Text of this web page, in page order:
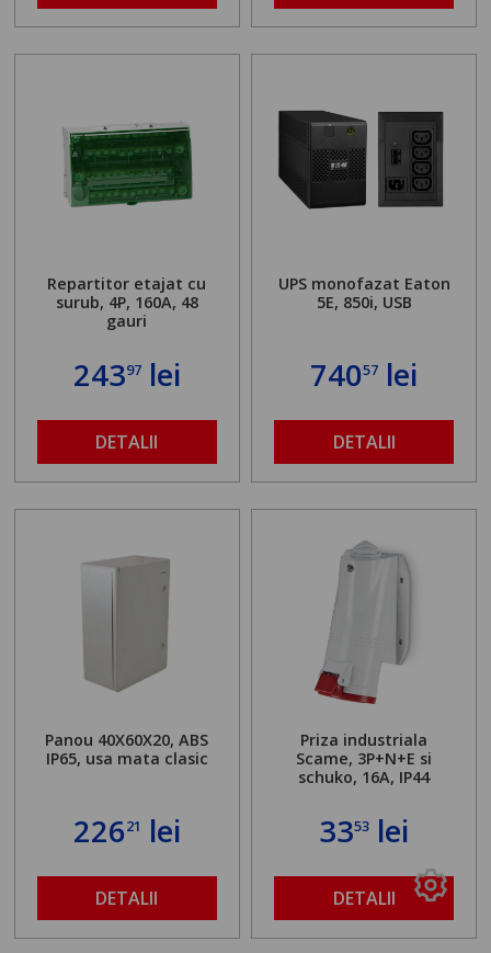
Repartitor etajat cu
surub, 4P, 160A, 48
gauri
24397lei
DETALII
UPS monofazat Eaton
5E, 850i, USB
74057 lei
DETALII
Panou 40X60X20, ABS
IP65, usa mata clasic
22621 lei
DETALII
Priza industriala
Scame, 3P+N+E si
schuko, 16A, IP44
3353 lei
DETALII